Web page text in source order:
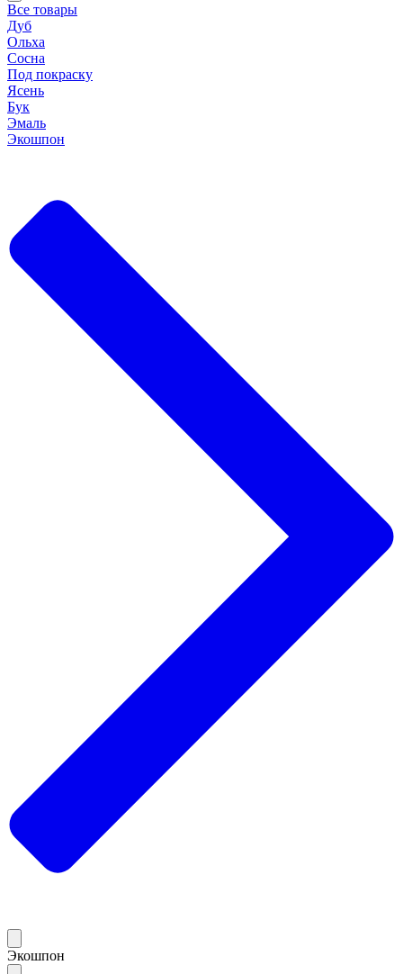
Все товары
Дуб
Ольха
Сосна
Под покраску
Ясень
Бук
Эмаль
Экошпон
Экошпон